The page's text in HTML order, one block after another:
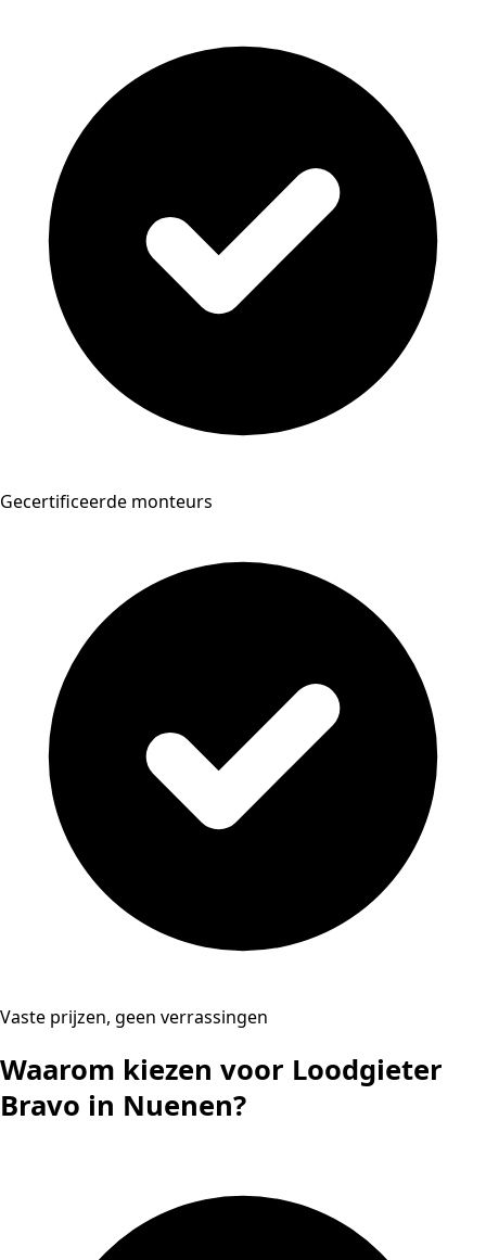
Gecertificeerde monteurs
Vaste prijzen, geen verrassingen
Waarom kiezen voor Loodgieter
Bravo in Nuenen?